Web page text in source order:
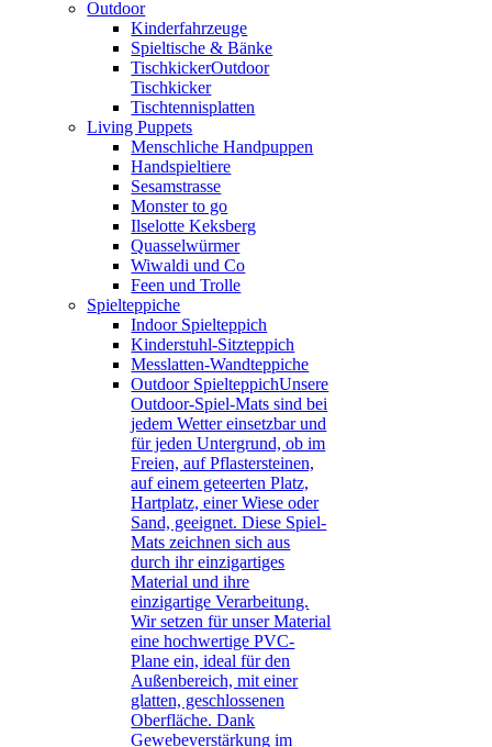
Outdoor
Kinderfahrzeuge
Spieltische & Bänke
TischkickerOutdoor
Tischkicker
Tischtennisplatten
Living Puppets
Menschliche Handpuppen
Handspieltiere
Sesamstrasse
Monster to go
Ilselotte Keksberg
Quasselwürmer
Wiwaldi und Co
Feen und Trolle
Spielteppiche
Indoor Spielteppich
Kinderstuhl-Sitzteppich
Messlatten-Wandteppiche
Outdoor SpielteppichUnsere
Outdoor-Spiel-Mats sind bei
jedem Wetter einsetzbar und
für jeden Untergrund, ob im
Freien, auf Pflastersteinen,
auf einem geteerten Platz,
Hartplatz, einer Wiese oder
Sand, geeignet. Diese Spiel-
Mats zeichnen sich aus
durch ihr einzigartiges
Material und ihre
einzigartige Verarbeitung.
Wir setzen für unser Material
eine hochwertige PVC-
Plane ein, ideal für den
Außenbereich, mit einer
glatten, geschlossenen
Oberfläche. Dank
Gewebeverstärkung im